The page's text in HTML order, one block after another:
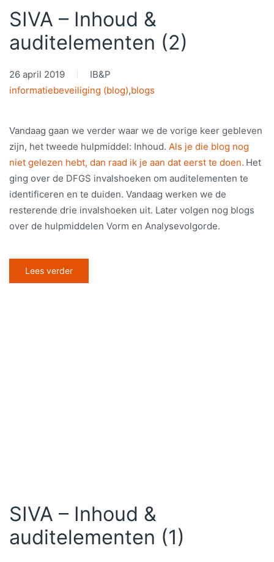
SIVA – Inhoud &
auditelementen (2)
26 april 2019
IB&P
informatiebeveiliging (blog),blogs
Vandaag gaan we verder waar we de vorige keer gebleven
zijn, het tweede hulpmiddel: Inhoud. Als je die blog nog
niet gelezen hebt, dan raad ik je aan dat eerst te doen. Het
ging over de DFGS invalshoeken om auditelementen te
identificeren en te duiden. Vandaag werken we de
resterende drie invalshoeken uit. Later volgen nog blogs
over de hulpmiddelen Vorm en Analysevolgorde.
Lees verder
SIVA – Inhoud &
auditelementen (1)